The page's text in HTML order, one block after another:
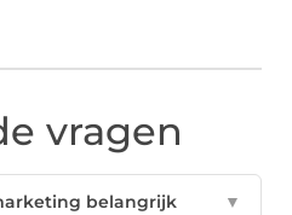
vragen
belangrijk
▼